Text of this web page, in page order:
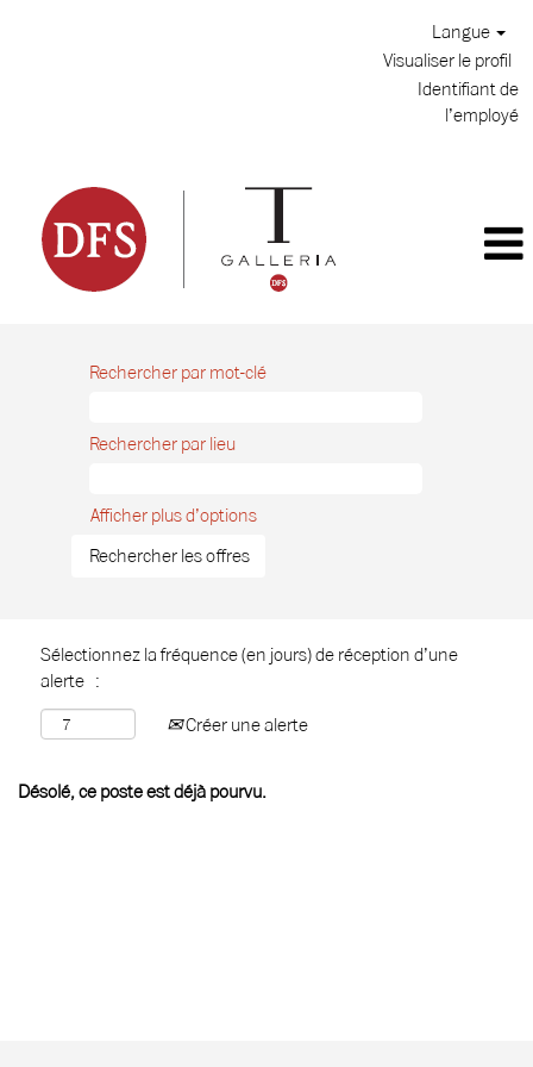
Langue
Visualiser le profil
Identifiant de
l’employé
Rechercher par mot-clé
Rechercher par lieu
Afficher plus d’options
Sélectionnez la fréquence (en jours) de réception d’une
alerte :
Créer une alerte
Désolé, ce poste est déjà pourvu.